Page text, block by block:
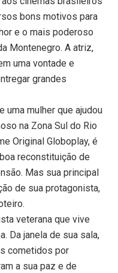
bons motivos para
e o mais poderoso
Montenegro. A atriz,
uma vontade e
grandes
uma mulher que ajudou
na Zona Sul do Rio
Original Globoplay, é
reconstituição de
Mas sua principal
de sua protagonista,
veterana que vive
Da janela de sua sala,
cometidos por
a sua paz e de